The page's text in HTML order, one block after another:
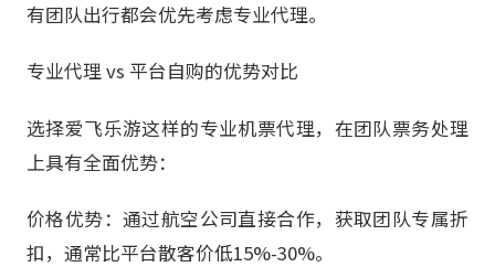
有团队出行都会优先考虑专业代理。
专业代理 vs 平台自购的优势对比
选择爱飞乐游这样的专业机票代理，在团队票务处理
上具有全面优势：
价格优势：通过航空公司直接合作，获取团队专属折
扣，通常比平台散客价低15%-30%。